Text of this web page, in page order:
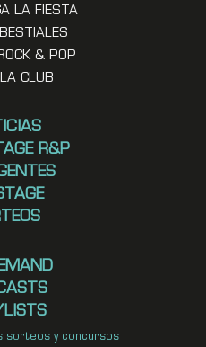
LA FIESTA
& POP
CLUB
R&P
sorteos y concursos